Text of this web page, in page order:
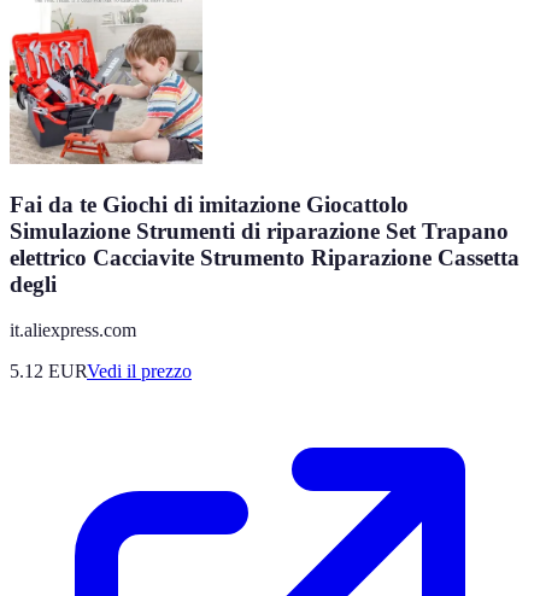
Fai da te Giochi di imitazione Giocattolo
Simulazione Strumenti di riparazione Set Trapano
elettrico Cacciavite Strumento Riparazione Cassetta
degli
it.aliexpress.com
5.12 EURVedi il prezzo